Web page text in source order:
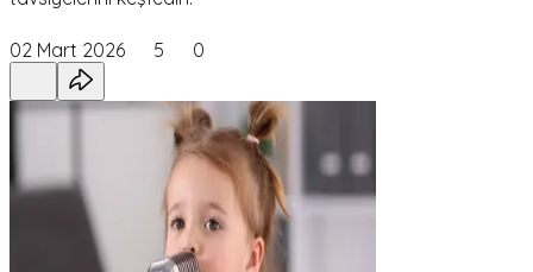
02 Mart 2026 5 0